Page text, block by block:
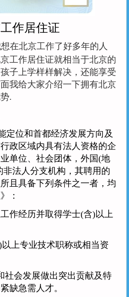
作居住证
在北京工作了好多年的人
工作居住证就相当于北京的
子上学样样解决，还能享受
我给大家介绍一下拥有北京
势.
位和首都经济发展方向及
政区域内具有法人资格的企
单位、社会团体，外国(地
非法人分支机构，其聘用的
且具备下列条件之一者，均
：
经历并取得学士(含)以上
上专业技术职称或相当资
会发展做出突出贡献及特
缺急需人才。